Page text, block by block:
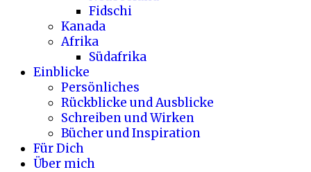
Fidschi
Kanada
Afrika
Südafrika
Einblicke
Persönliches
Rückblicke und Ausblicke
Schreiben und Wirken
Bücher und Inspiration
Für Dich
Über mich